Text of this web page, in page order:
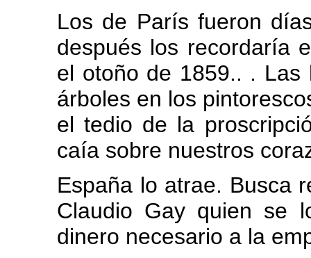
Los de París fueron
después los recordaría
el otoño de 1859.. . Las
árboles en los
el tedio de la
caía sobre nuestros
España lo atrae. Busca
Claudio Gay quien se
dinero necesario a la